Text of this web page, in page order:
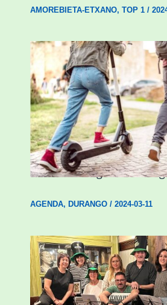
AMOREBIETA-ETXANO, TOP 1/
Ostegun honetan “Oinezko
Nagusientzako Bide
hitzaldia izango da
AGENDA, DURANGO/ 2024-03-11